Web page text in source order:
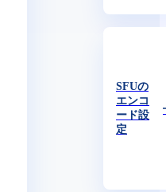
SFUの
エンコ
ード設
定